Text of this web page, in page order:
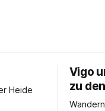
Heide
Vigo
zu